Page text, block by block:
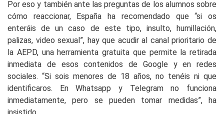
Por eso y también ante las preguntas de los alumnos sobre
cómo reaccionar, España ha recomendado que “si os
enteráis de un caso de este tipo, insulto, humillación,
palizas, video sexual”, hay que acudir al canal prioritario de
la AEPD, una herramienta gratuita que permite la retirada
inmediata de esos contenidos de Google y en redes
sociales. “Si sois menores de 18 años, no tenéis ni que
identificaros. En Whatsapp y Telegram no funciona
inmediatamente, pero se pueden tomar medidas”, ha